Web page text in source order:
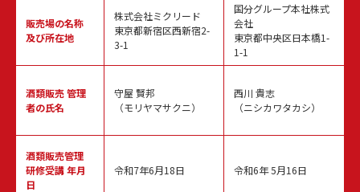
販売場の名称
及び所在地
酒類販売管理
者の氏名
酒類販売管理
研修受講 年月
日
株式会社ミクリード
東京都新宿区西新宿2-
3-1
守屋 賢邦
（モリヤマサクニ）
令和7年6月18日
国分グループ本社株式
会社
東京都中央区日本橋1-
1-1
西川 貴志
（ニシカワタカシ）
令和6年 5月16日